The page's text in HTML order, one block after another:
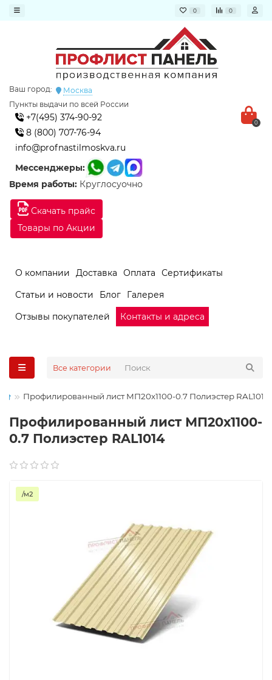
0 0
Скачать прайс
Товары по Акции
Ваш город:
Москва
Пункты выдачи по всей России
+7(495) 374-90-92
8 (800) 707-76-94
info@profnastilmoskva.ru
Мессенджеры:
Время работы: Круглосуочно
0
О компании Доставка Оплата
Сертификаты
Статьи и новости
Блог
Галерея
Отзывы покупателей
Контакты и адреса
Все категории
Профилированный лист МП20х1100-0.7 Полиэстер RAL1014
Профилированный лист МП20х1100-
0.7 Полиэстер RAL1014
/м2